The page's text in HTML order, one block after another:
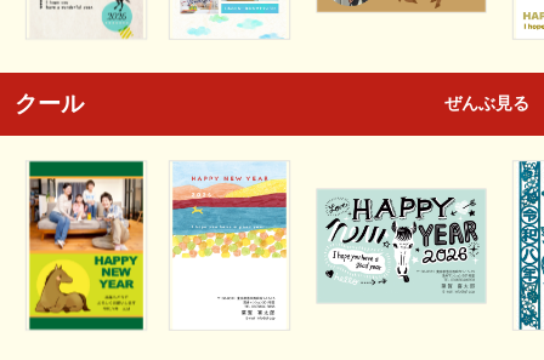
クール ぜんぶ見る